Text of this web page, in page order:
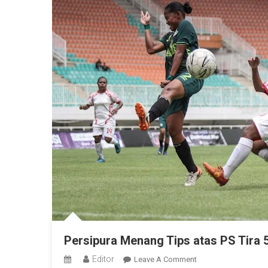
Persipura Menang Tips atas PS Tira
Editor Leave A CommentOn